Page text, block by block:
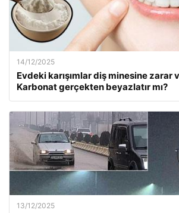
14/12/2025
Evdeki karışımlar diş minesine zarar
Karbonat gerçekten beyazlatır mı?
13/12/2025